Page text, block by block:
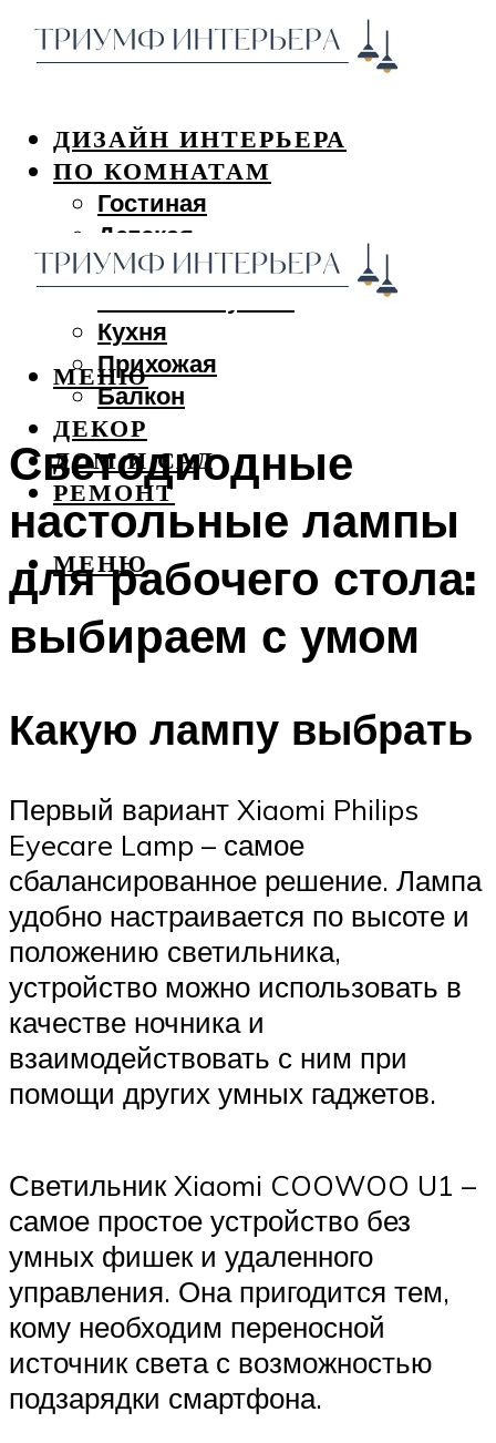
ДИЗАЙН ИНТЕРЬЕРА
ПО КОМНАТАМ
Гостиная
Детская
Спальня
Кухня
Прихожая
Балкон
ДЕКОР
ДОМ И САД
РЕМОНТ
МЕНЮ
МЕНЮ
Светодиодные
настольные лампы
для рабочего стола:
выбираем с умом
Какую лампу выбрать
Первый вариант Xiaomi Philips
Eyecare Lamp – самое
сбалансированное решение. Лампа
удобно настраивается по высоте и
положению светильника,
устройство можно использовать в
качестве ночника и
взаимодействовать с ним при
помощи других умных гаджетов.
Светильник Xiaomi COOWOO U1 –
самое простое устройство без
умных фишек и удаленного
управления. Она пригодится тем,
кому необходим переносной
источник света с возможностью
подзарядки смартфона.